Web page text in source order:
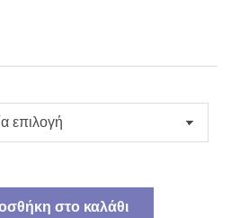
στο καλάθι